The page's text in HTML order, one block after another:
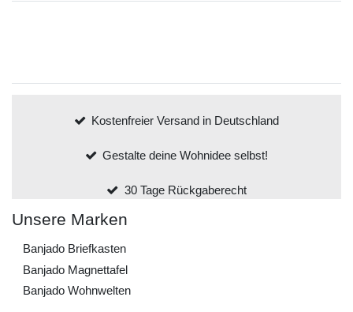
Kostenfreier Versand in Deutschland
Gestalte deine Wohnidee selbst!
30 Tage Rückgaberecht
Unsere Marken
Banjado Briefkasten
Banjado Magnettafel
Banjado Wohnwelten